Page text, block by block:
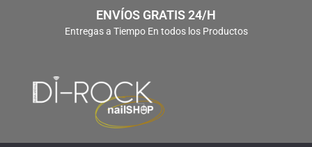
ENVÍOS GRATIS 24/H
Entregas a Tiempo En todos los Productos